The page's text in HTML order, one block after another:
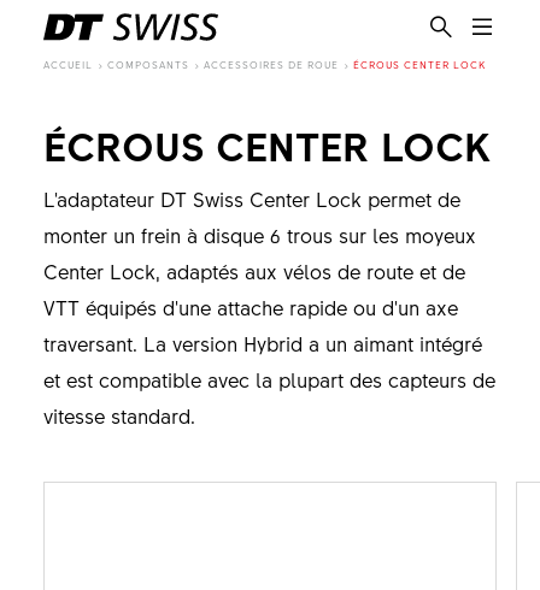
FR
ACCUEIL COMPOSANTS ACCESSOIRES DE ROUE ÉCROUS CENTER LOCK
ÉCROUS CENTER LOCK
L'adaptateur DT Swiss Center Lock permet de
monter un frein à disque 6 trous sur les moyeux
Center Lock, adaptés aux vélos de route et de
VTT équipés d'une attache rapide ou d'un axe
traversant. La version Hybrid a un aimant intégré
et est compatible avec la plupart des capteurs de
vitesse standard.